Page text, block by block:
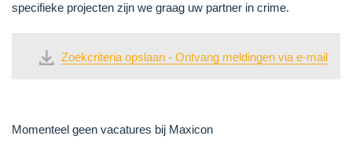
specifieke projecten zijn we graag uw partner in crime.
Zoekcriteria opslaan - Ontvang meldingen via e-mail
Momenteel geen vacatures bij Maxicon